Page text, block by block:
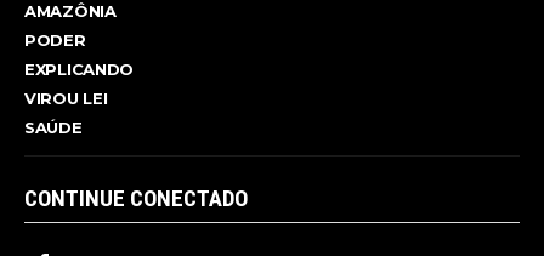
AMAZÔNIA
PODER
EXPLICANDO
VIROU LEI
SAÚDE
CONTINUE CONECTADO